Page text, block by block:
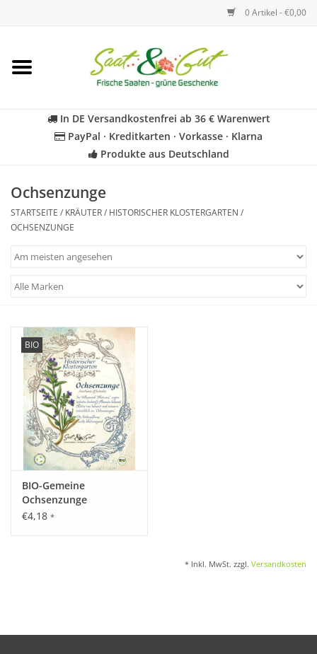
0 Artikel - €0,00
Startseite
Kräuter
BIO
Katalog
In DE Versandkostenfrei ab 36 € Warenwert
PayPal · Kreditkarten · Vorkasse · Klarna
Produkte aus Deutschland
Ochsenzunge
STARTSEITE / KRÄUTER/ HISTORISCHER KLOSTERGARTEN /
OCHSENZUNGE
BIO
BIO-Gemeine
Ochsenzunge
€4,18 *
* Inkl. MwSt. zzgl. Versandkosten